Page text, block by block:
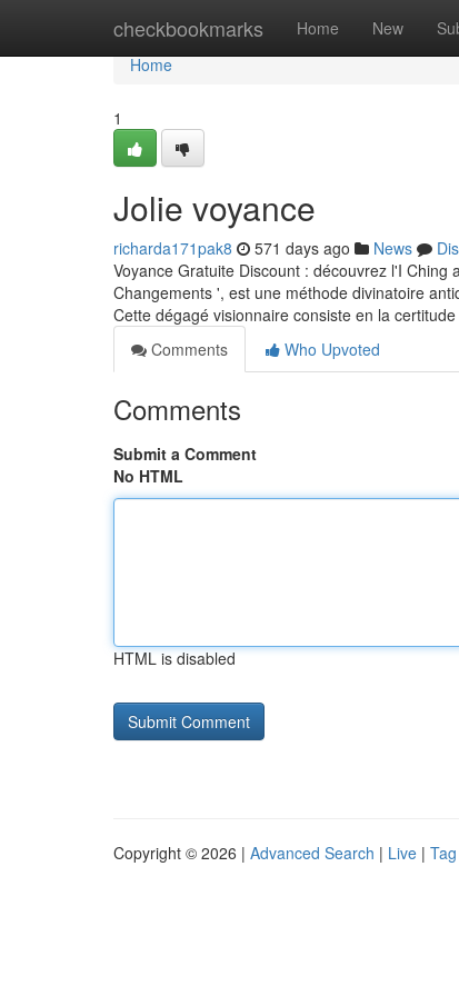
checkbookmarks Home New
Home
Home
1
Jolie voyance
richarda171pak8 571 days ago News
Voyance Gratuite Discount : découvrez l'I
Changements ', est une méthode divinatoire
Cette dégagé visionnaire consiste en la
Comments
Who Upvoted
Comments
Submit a Comment
No HTML
HTML is disabled
Copyright © 2026 | Advanced Search | Live |